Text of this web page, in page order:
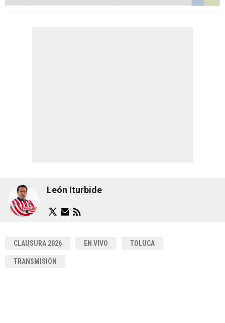
León Iturbide
CLAUSURA 2026 EN VIVO TOLUCA
TRANSMISIÓN